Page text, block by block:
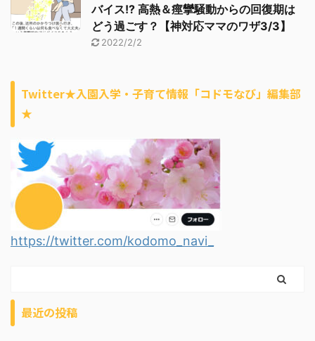
バイス!? 高熱＆痙攣騒動からの回復期は
どう過ごす？【神対応ママのワザ3/3】
2022/2/2
Twitter★入園入学・子育て情報「コドモなび」編集部
★
https://twitter.com/kodomo_navi_
最近の投稿